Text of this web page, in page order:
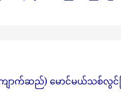
ာက်ဆည်) မောင်မယ်သစ်လွင်